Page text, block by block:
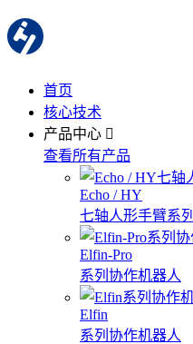
首页
核心技术
产品中心
查看所有产品
Echo / HY
七轴人形手臂系列
Elfin-Pro
系列协作机器人
Elfin
系列协作机器人